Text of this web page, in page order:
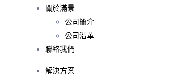
關於滿景
公司簡介
公司沿革
聯絡我們
解決方案